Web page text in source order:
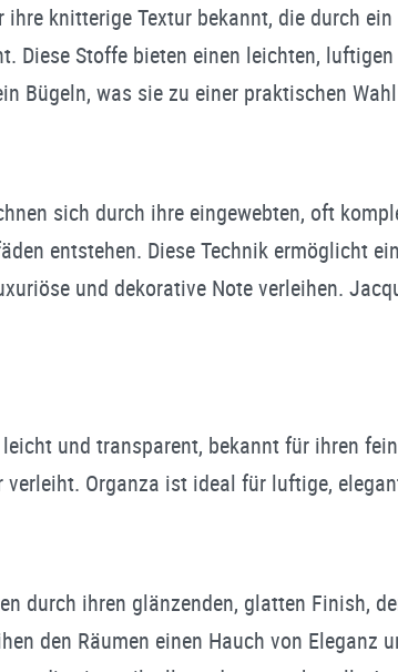
knitterige Textur bekannt, die durch
Diese Stoffe bieten einen leichten,
Bügeln, was sie zu einer praktischen
sich durch ihre eingewebten, oft
entstehen. Diese Technik ermöglicht
und dekorative Note verleihen.
und transparent, bekannt für ihren
Organza ist ideal für luftige,
durch ihren glänzenden, glatten Finish,
den Räumen einen Hauch von